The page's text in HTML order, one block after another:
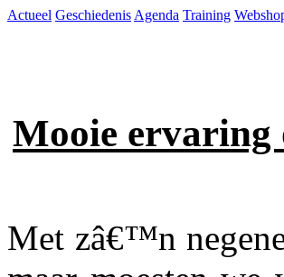
Actueel Geschiedenis Agenda Training
Mooie
Met zâ€™n